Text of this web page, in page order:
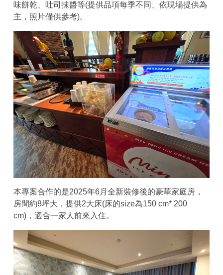
味餅乾、吐司抹醬等(提供品項每季不同、依現場提供為
主，照片僅供參考)。
本專案合作的是2025年6月全新裝修後的豪華家庭房，
房間約8坪大，提供2大床(床的size為150 cm* 200
cm)，適合一家人前來入住。